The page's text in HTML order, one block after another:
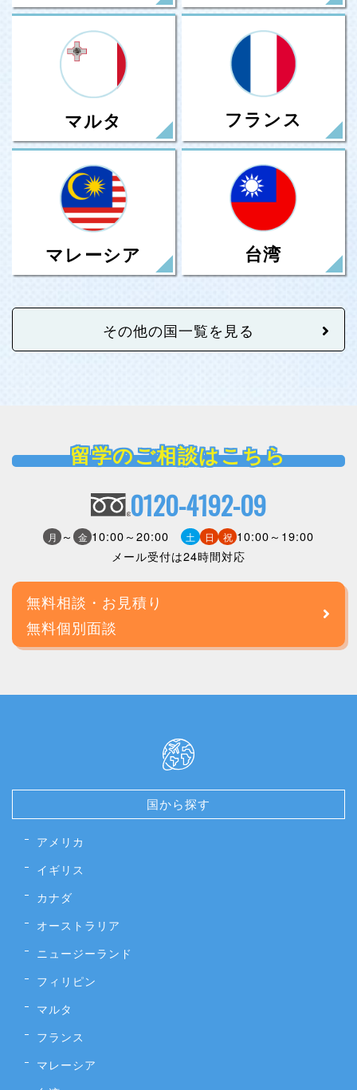
マルタ フランス
マレーシア 台湾
その他の国一覧を見る
留学のご相談はこちら
0120-4192-09
月 ～ 金 10:00～20:00 土 日 祝 10:00～19:00
メール受付は24時間対応
無料相談・お見積り
無料個別面談
国から探す
アメリカ
イギリス
カナダ
オーストラリア
ニュージーランド
フィリピン
マルタ
フランス
マレーシア